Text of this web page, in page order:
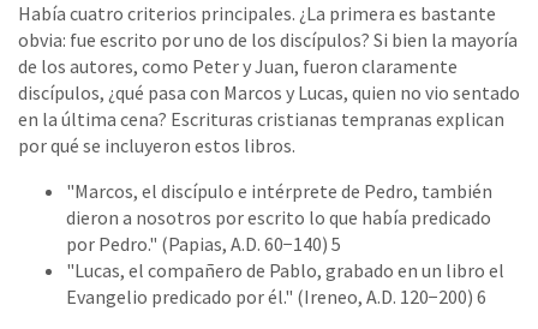
Había cuatro criterios principales. ¿La primera es bastante
obvia: fue escrito por uno de los discípulos? Si bien la mayoría
de los autores, como Peter y Juan, fueron claramente
discípulos, ¿qué pasa con Marcos y Lucas, quien no vio sentado
en la última cena? Escrituras cristianas tempranas explican
por qué se incluyeron estos libros.
"Marcos, el discípulo e intérprete de Pedro, también
dieron a nosotros por escrito lo que había predicado
por Pedro." (Papias, A.D. 60−140) 5
"Lucas, el compañero de Pablo, grabado en un libro el
Evangelio predicado por él." (Ireneo, A.D. 120−200) 6